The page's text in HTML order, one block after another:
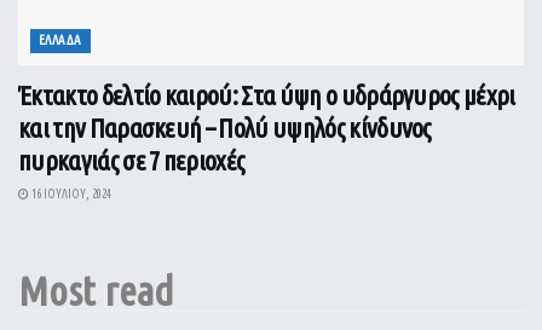
ΕΛΛΑΔΑ
Έκτακτο δελτίο καιρού: Στα ύψη ο υδράργυρος μέχρι
και την Παρασκευή – Πολύ υψηλός κίνδυνος
πυρκαγιάς σε 7 περιοχές
16 ΙΟΥΛΊΟΥ, 2024
Most read